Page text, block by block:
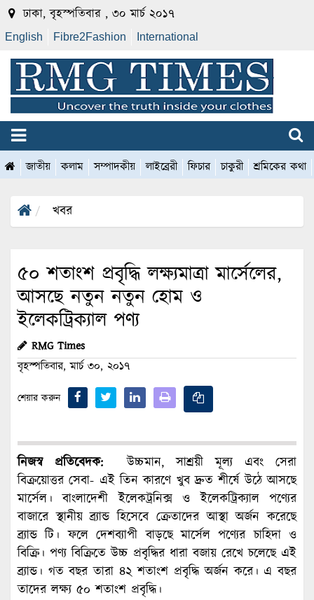
ঢাকা, বৃহস্পতিবার , ৩০ মার্চ ২০১৭
English Fibre2Fashion International
জাতীয় কলাম সম্পাদকীয় লাইব্রেরী ফিচার চাকুরী শ্রমিকের কথা
খবর
৫০ শতাংশ প্রবৃদ্ধি লক্ষ্যমাত্রা মার্সেলের,
আসছে নতুন নতুন হোম ও
ইলেকট্রিক্যাল পণ্য
RMG Times
বৃহস্পতিবার, মার্চ ৩০, ২০১৭
শেয়ার করুন
নিজস্ব প্রতিবেদক: উচ্চমান, সাশ্রয়ী মূল্য এবং সেরা
বিক্রয়োত্তর সেবা- এই তিন কারণে খুব দ্রুত শীর্ষে উঠে আসছে
মার্সেল। বাংলাদেশী ইলেকট্রনিক্স ও ইলেকট্রিক্যাল পণ্যের
বাজারে স্থানীয় ব্র্যান্ড হিসেবে ক্রেতাদের আস্থা অর্জন করেছে
ব্র্যান্ড টি। ফলে দেশব্যাপী বাড়ছে মার্সেল পণ্যের চাহিদা ও
বিক্রি। পণ্য বিক্রিতে উচ্চ প্রবৃদ্ধির ধারা বজায় রেখে চলেছে এই
ব্র্যান্ড। গত বছর তারা ৪২ শতাংশ প্রবৃদ্ধি অর্জন করে। এ বছর
তাদের লক্ষ্য ৫০ শতাংশ প্রবৃদ্ধি।